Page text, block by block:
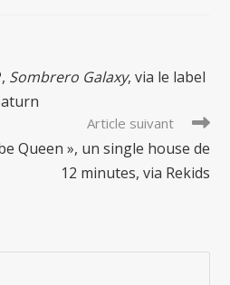
Sombrero Galaxy, via le label
Article suivant
Queen », un single house de
12 minutes, via Rekids